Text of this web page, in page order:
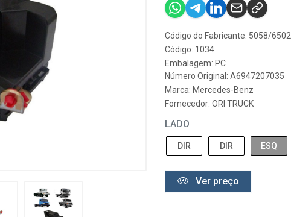
Código do Fabricante: 5058/
Código: 1034
Embalagem: PC
Número Original: A6947207035
Marca: Mercedes-Benz
Fornecedor: ORI TRUCK
LADO
DIR DIR ESQ
Ver preço